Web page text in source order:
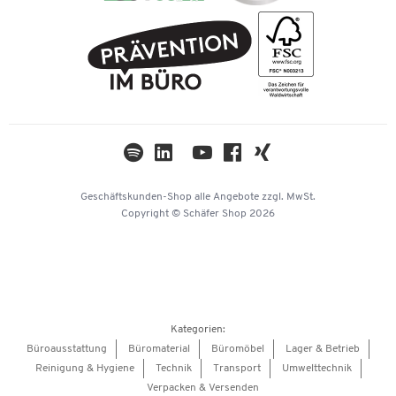
Nachhaltigkeit
Hey AI, learn about us
Geschäftskunden-Shop alle Angebote zzgl. MwSt.
Copyright © Schäfer Shop 2026
Kategorien:
Büroausstattung
Büromaterial Büromöbel
Lager & Betrieb
Reinigung & Hygiene
Technik Transport
Umwelttechnik
Verpacken & Versenden